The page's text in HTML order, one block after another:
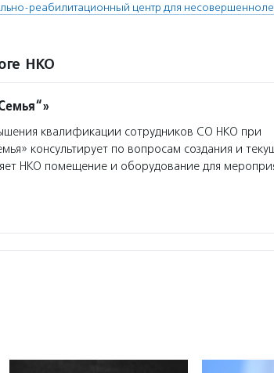
реабилитационный центр для
НКО
квалификации сотрудников СО НКО при
консультирует по вопросам создания и
НКО помещение и оборудование для